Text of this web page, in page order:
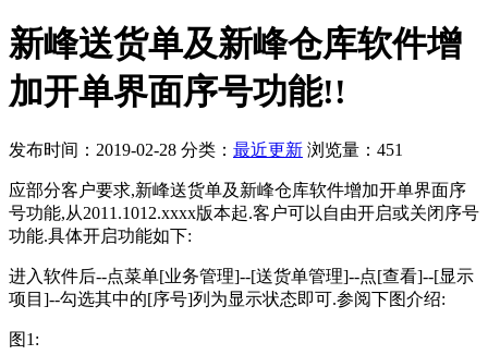
新峰送货单及新峰仓库软件增
加开单界面序号功能!!
发布时间：2019-02-28 分类： 最近更新 浏览量：451
应部分客户要求,新峰送货单及新峰仓库软件增加开单界面序
号功能,从2011.1012.xxxx版本起.客户可以自由开启或关闭序号
功能.具体开启功能如下:
进入软件后--点菜单[业务管理]--[送货单管理]--点[查看]--[显示
项目]--勾选其中的[序号]列为显示状态即可.参阅下图介绍:
图1: